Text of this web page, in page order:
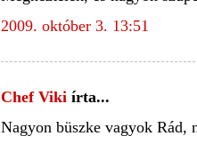
2009. október 3. 13:51
Chef Viki írta...
Nagyon büszke vagyok Rád,